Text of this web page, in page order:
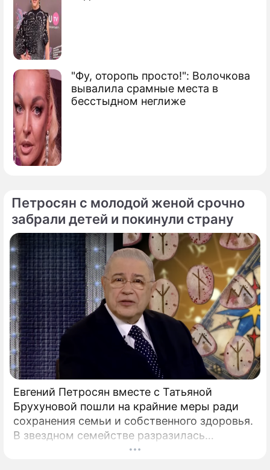
"Фу, оторопь просто!": Волочкова
вывалила срамные места в
бесстыдном неглиже
По теме
Продолжение: Эксперты:
Петросян с молодой женой срочно
забрали детей и покинули страну
Евгений Петросян вместе с Татьяной
Брухуновой пошли на крайние меры ради
сохранения семьи и собственного здоровья.
В звездном семействе разразилась
настоящая тихая драма, которая вынудила